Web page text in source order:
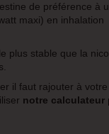
de préférence à
maxi) en inhalation
plus stable que la
il faut rajouter à votre
notre calculateur